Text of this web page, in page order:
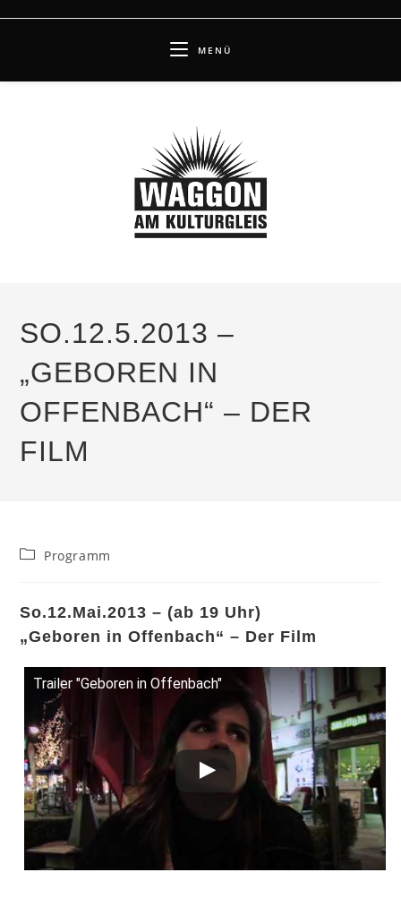
MENÜ
SO.12.5.2013 –
„GEBOREN IN
OFFENBACH“ – DER
FILM
Beitrags-
Programm
So.12.Mai.2013 – (ab 19 Uhr)
„Geboren in Offenbach“ – Der Film
Trailer "Geboren in Offenbach"